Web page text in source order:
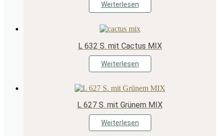
Weiterlesen
L 632 S. mit Cactus MIX
Weiterlesen
L 627 S. mit Grünem MIX
Weiterlesen